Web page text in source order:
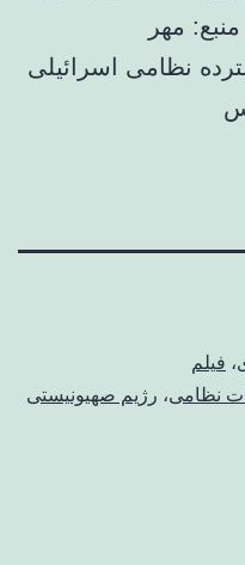
مهر
، فیلم
نظامی، رژیم صهیونیستی